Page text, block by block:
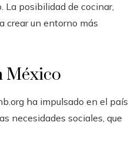
posibilidad de cocinar,
crear un entorno más
México
ha impulsado en el país
necesidades sociales, que